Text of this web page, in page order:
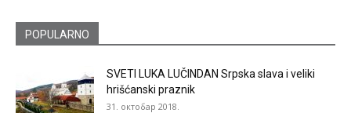
POPULARNO
SVETI LUKA LUČINDAN Srpska slava i veliki
hrišćanski praznik
31. октобар 2018.